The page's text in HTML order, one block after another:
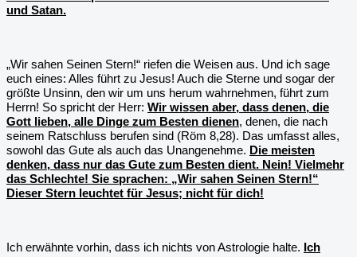
und Satan.
„Wir sahen Seinen Stern!“ riefen die Weisen aus. Und ich sage
euch eines: Alles führt zu Jesus! Auch die Sterne und sogar der
größte Unsinn, den wir um uns herum wahrnehmen, führt zum
Herrn! So spricht der Herr: Wir wissen aber, dass denen, die
Gott lieben, alle Dinge zum Besten dienen, denen, die nach
seinem Ratschluss berufen sind (Röm 8,28). Das umfasst alles,
sowohl das Gute als auch das Unangenehme. Die meisten
denken, dass nur das Gute zum Besten dient. Nein! Vielmehr
das Schlechte! Sie sprachen: „Wir sahen Seinen Stern!“
Dieser Stern leuchtet für Jesus; nicht für dich!
Ich erwähnte vorhin, dass ich nichts von Astrologie halte. Ich